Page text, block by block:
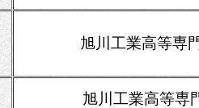
旭川工業高等専
旭川工業高等専